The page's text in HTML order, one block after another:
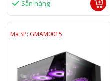
Sẵn hàng
Mã SP: GMAM0015